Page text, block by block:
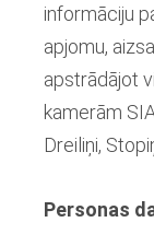
informāciju
apjomu,
apstrādājot
kamerām
Dreiliņi,
Personas